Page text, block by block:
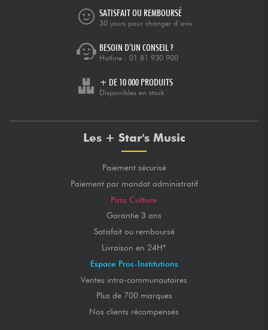
SATISFAIT OU REMBOURSÉ
30 jours pour changer d’avis
BESOIN D’UN CONSEIL ?
Hotline : 01 81 930 900
+ DE 10 000 PRODUITS
Disponibles en stock
Les + Star's Music
Paiement sécurisé
Paiement par mandat administratif
Pass Culture
Garantie 3 ans
Satisfait ou remboursé
Livraison en 24H*
Espace Pros-Institutions
Ventes intra-communautaires
Plus de 700 marques
Nos clients récompensés